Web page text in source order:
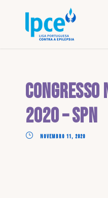
Congresso
2020 – SPN
NOVEMBRO 11, 2020